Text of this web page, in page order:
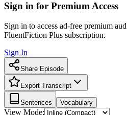
Sign in for Premium Access
Sign in to access ad-free premium
FluentFiction Plus subscription.
Sign In
Share Episode
Export Transcript
Sentences Vocabulary
View Mode: